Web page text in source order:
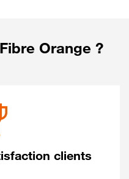
Orange ?
clients